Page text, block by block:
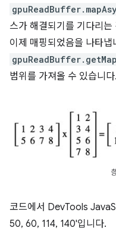
스가 해결되기를 기다리
이제 매핑되었음을 나타냅
범위를 가져올 수 있습니다.
코드에서 DevTools
50, 60, 114, 140'입니다.